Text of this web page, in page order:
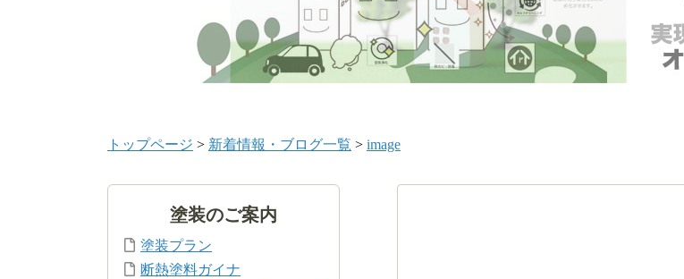
トップページ > 新着情報・ブログ一覧 > image
塗装のご案内
塗装プラン
断熱塗料ガイナ